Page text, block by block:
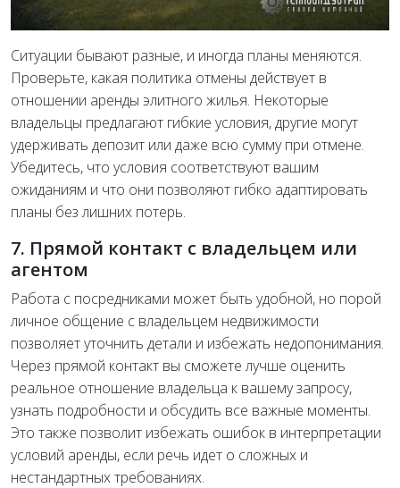
Ситуации бывают разные, и иногда планы меняются.
Проверьте, какая политика отмены действует в
отношении аренды элитного жилья. Некоторые
владельцы предлагают гибкие условия, другие могут
удерживать депозит или даже всю сумму при отмене.
Убедитесь, что условия соответствуют вашим
ожиданиям и что они позволяют гибко адаптировать
планы без лишних потерь.
7. Прямой контакт с владельцем или
агентом
Работа с посредниками может быть удобной, но порой
личное общение с владельцем недвижимости
позволяет уточнить детали и избежать недопонимания.
Через прямой контакт вы сможете лучше оценить
реальное отношение владельца к вашему запросу,
узнать подробности и обсудить все важные моменты.
Это также позволит избежать ошибок в интерпретации
условий аренды, если речь идет о сложных и
нестандартных требованиях.